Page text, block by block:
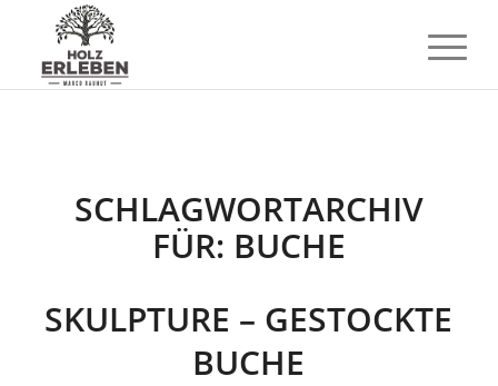
SCHLAGWORTARCHIV
FÜR: BUCHE
SKULPTURE – GESTOCKTE
BUCHE